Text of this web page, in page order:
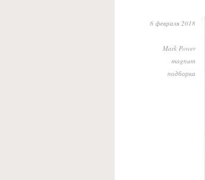
6 февраля 2018
Mark Power
magnum
подборка